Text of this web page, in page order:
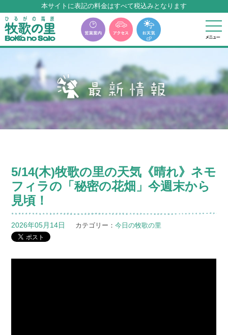
本サイトに表記の料金はすべて税込みとなります
牧歌の里温泉『牧華』は12月中旬まで休館いたします。
5/14(木)牧歌の里の天気《晴れ》ネモ
フィラの「秘密の花畑」今週末から
見頃！
2026年05月14日 カテゴリー：今日の牧歌の里